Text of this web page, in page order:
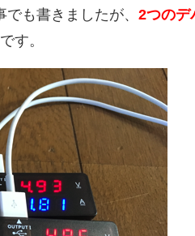
も書きましたが、 2つのデ
す。